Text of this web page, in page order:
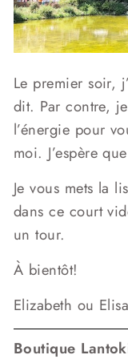
Le premier soir,
dit. Par contre,
l’énergie pour
moi. J’espère
Je vous mets la
dans ce court
un tour.
À bientôt!
Elizabeth ou
Boutique